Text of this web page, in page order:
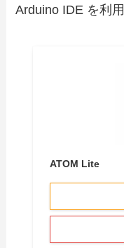
Arduino IDE を利
ATOM Lite